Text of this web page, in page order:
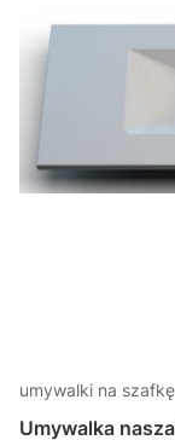
umywalki na szafkę
Umywalka